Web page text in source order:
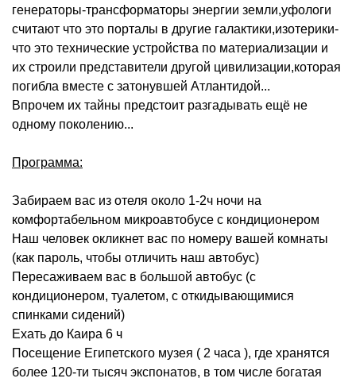
генераторы-трансформаторы энергии земли,уфологи
считают что это порталы в другие галактики,изотерики-
что это технические устройства по материализации и
их строили представители другой цивилизации,которая
погибла вместе с затонувшей Атлантидой...
Впрочем их тайны предстоит разгадывать ещё не
одному поколению...
Программа:
Забираем вас из отеля около 1-2ч ночи на
комфортабельном микроавтобусе с кондиционером
Наш человек окликнет вас по номеру вашей комнаты
(как пароль, чтобы отличить наш автобус)
Пересаживаем вас в большой автобус (с
кондиционером, туалетом, с откидывающимися
спинками сидений)
Ехать до Каира 6 ч
Посещение Египетского музея ( 2 часа ), где хранятся
более 120-ти тысяч экспонатов, в том числе богатая